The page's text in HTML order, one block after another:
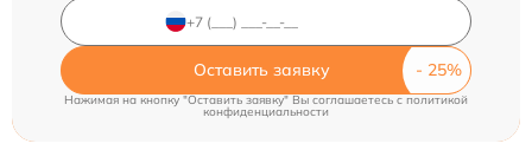
Оставить заявку
Нажимая на кнопку "Оставить заявку" Вы соглашаетесь cполитикой
конфиденциальности